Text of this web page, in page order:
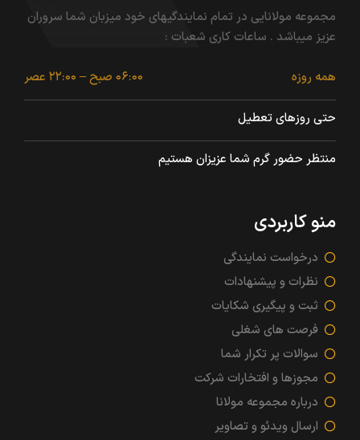
مجموعه مولانایی در تمام نمایندگیهای خود میزبان شما سروران
عزیز میباشد . ساعات کاری شعبات :
همه روزه ۰۶:۰۰ صبح – ۲۲:۰۰ عصر
حتی روزهای تعطیل
منتظر حضور گرم شما عزیزان هستیم
منو کاربردی
درخواست نمایندگی
نظرات و پیشنهادات
ثبت و پیگیری شکایات
فرصت های شغلی
سوالات پر تکرار شما
مجوزها و افتخارات شرکت
درباره مجموعه مولانا
ارسال ویدئو و تصاویر